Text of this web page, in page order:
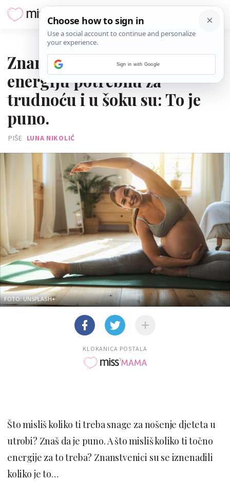
Znanstvenici su izračunali
energiju potrebnu za
trudnoću i u šoku su: To je
puno.
PIŠE LUNA NIKOLIĆ
FOTO: UNSPLASH+
KLOKANICA POSTALA
Što misliš koliko ti treba snage za nošenje djeteta u
utrobi? Znaš da je puno. A što misliš koliko ti točno
energije za to treba? Znanstvenici su se iznenadili
koliko je to…
Sign in with Google